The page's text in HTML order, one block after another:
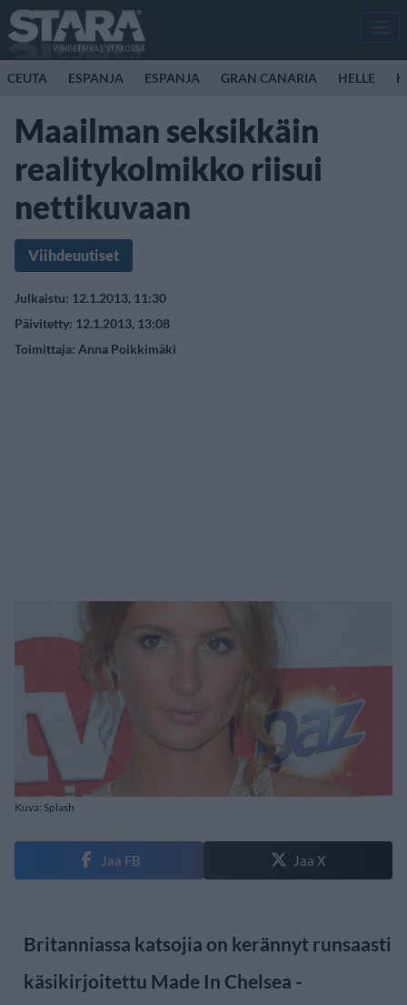
CEUTA ESPANJA ESPANJA GRAN CANARIA HELLE
Maailman seksikkäin
realitykolmikko riisui
nettikuvaan
Viihdeuutiset
Julkaistu: 12.1.2013, 11:30
Päivitetty: 12.1.2013, 13:08
Toimittaja: Anna Poikkimäki
Kuva: Splash
Jaa FB Jaa X
Britanniassa katsojia on kerännyt runsaasti
käsikirjoitettu Made In Chelsea -